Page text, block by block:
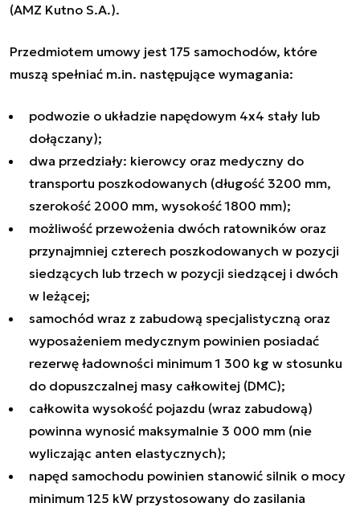
(AMZ Kutno S.A.).
Przedmiotem umowy jest 175 samochodów, które
muszą spełniać m.in. następujące wymagania:
podwozie o układzie napędowym 4x4 stały lub
dołączany);
dwa przedziały: kierowcy oraz medyczny do
transportu poszkodowanych (długość 3200 mm,
szerokość 2000 mm, wysokość 1800 mm);
możliwość przewożenia dwóch ratowników oraz
przynajmniej czterech poszkodowanych w pozycji
siedzących lub trzech w pozycji siedzącej i dwóch
w leżącej;
samochód wraz z zabudową specjalistyczną oraz
wyposażeniem medycznym powinien posiadać
rezerwę ładowności minimum 1 300 kg w stosunku
do dopuszczalnej masy całkowitej (DMC);
całkowita wysokość pojazdu (wraz zabudową)
powinna wynosić maksymalnie 3 000 mm (nie
wyliczając anten elastycznych);
napęd samochodu powinien stanowić silnik o mocy
minimum 125 kW przystosowany do zasilania